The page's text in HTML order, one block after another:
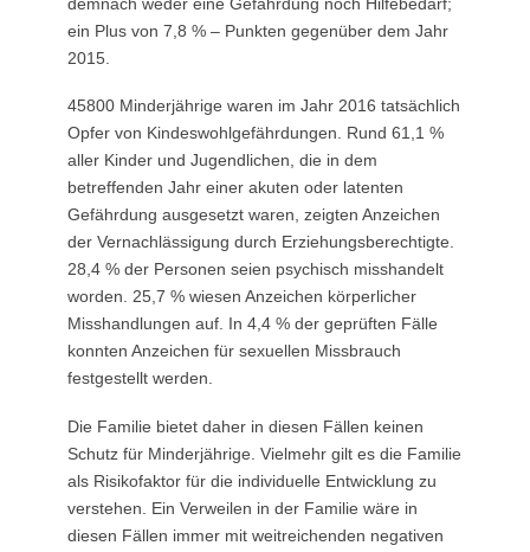
ein Plus von 7,8 % – Punkten gegenüber dem Jahr
2015.
45800 Minderjährige waren im Jahr 2016 tatsächlich
Opfer von Kindeswohlgefährdungen. Rund 61,1 %
aller Kinder und Jugendlichen, die in dem
betreffenden Jahr einer akuten oder latenten
Gefährdung ausgesetzt waren, zeigten Anzeichen
der Vernachlässigung durch Erziehungsberechtigte.
28,4 % der Personen seien psychisch misshandelt
worden. 25,7 % wiesen Anzeichen körperlicher
Misshandlungen auf. In 4,4 % der geprüften Fälle
konnten Anzeichen für sexuellen Missbrauch
festgestellt werden.
Die Familie bietet daher in diesen Fällen keinen
Schutz für Minderjährige. Vielmehr gilt es die Familie
als Risikofaktor für die individuelle Entwicklung zu
verstehen. Ein Verweilen in der Familie wäre in
diesen Fällen immer mit weitreichenden negativen